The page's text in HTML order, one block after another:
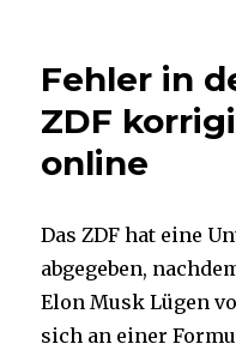
Fehler in
ZDF
online
Das ZDF hat eine
abgegeben,
Elon Musk Lügen
sich an einer